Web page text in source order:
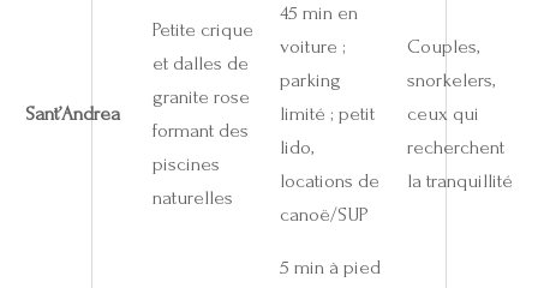
Sant’Andrea
Petite crique
et dalles de
granite rose
formant des
piscines
naturelles
45 min en
voiture ;
parking
limité ; petit
lido,
locations de
canoë/SUP
Couples,
snorkelers,
ceux qui
recherchent
la tranquillité
5 min à pied